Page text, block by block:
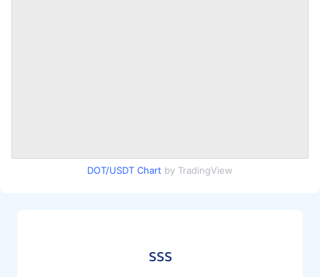
DOT/USDT Chart by TradingView
SSS